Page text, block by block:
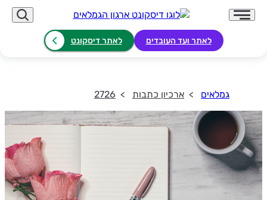
לאתר ועד העובדים לאתר דיסקונט
גמלאים ארכיון כתבות 2726